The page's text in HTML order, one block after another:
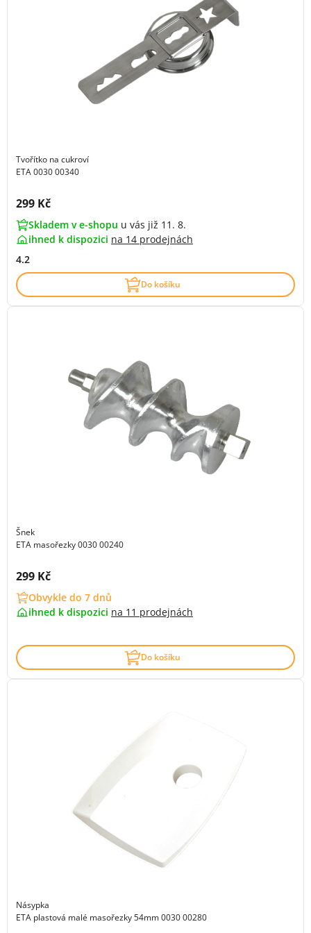
Tvořítko na cukroví
ETA 0030 00340
Cena s DPH:
299 Kč
Skladem v e-shopu u vás již 11. 8.
ihned k dispozici na 14 prodejnách
4.2
Do košíku
Šnek
ETA masořezky 0030 00240
Cena s DPH:
299 Kč
Obvykle do 7 dnů
ihned k dispozici na 11 prodejnách
Do košíku
Násypka
ETA plastová malé masořezky 54mm 0030 00280